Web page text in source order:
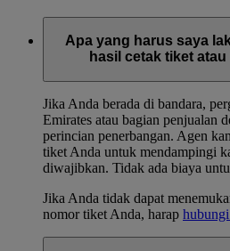
Apa yang harus saya
hasil cetak tiket
Jika Anda berada di bandara,
Emirates atau bagian penjualan
perincian penerbangan. Agen
tiket Anda untuk mendampingi
diwajibkan. Tidak ada biaya
Jika Anda tidak dapat
nomor tiket Anda, harap